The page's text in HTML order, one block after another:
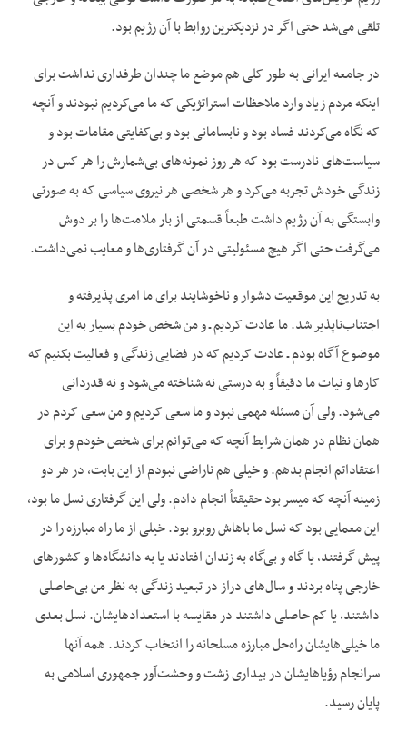
تلقی می‌‌شد حتی اگر در نزدیکترین روابط با آن رژیم بود.
در جامعه ایرانی به طور کلی هم موضع ما چندان طرفداری نداشت برای
اینکه مردم زیاد وارد ملاحظات استراتژیکی که ما می‌کردیم نبودند و آنچه
که نگاه می‌کردند فساد بود و نابسامانی بود و بی‌کفایتی مقامات بود و
سیاست‌های نادرست بود که هر روز نمونه‌های بی‌شمارش را هر کس در
زندگی خودش تجربه می‌کرد و هر شخصی هر نیروی سیاسی که به صورتی
وابستگی به آن رژیم داشت طبعاً قسمتی از بار ملامت‌ها را بر دوش
می‌گرفت حتی اگر هیچ مسئولیتی در آن گرفتاری‌ها و معایب نمی‌داشت.
به تدریج این موقعیت دشوار و ناخوشایند برای ما امری پذیرفته و
اجتناب‌ناپذیر شد. ما عادت کردیم ـ و من شخص خودم بسیار به این
موضوع آگاه بودم ـ عادت کردیم که در فضایی زندگی و فعالیت بکنیم که
کارها و نیات ما دقیقاً و به درستی نه شناخته می‌شود و نه قدردانی
می‌شود. ولی آن مسئله مهمی نبود و ما سعی کردیم و من سعی کردم در
همان نظام در همان شرایط آنچه که می‌توانم برای شخص خودم و برای
اعتقاداتم انجام بدهم. و خیلی هم ناراضی نبودم از این بابت، در هر دو
زمینه آنچه که میسر بود حقیقتاً انجام دادم. ولی این گرفتاری نسل ما بود،
این معمایی بود که نسل ما باهاش روبرو بود. خیلی از ما راه مبارزه را در
پیش گرفتند، یا گاه و بی‌گاه به زندان افتادند یا به دانشگاه‌ها و کشورهای
خارجی پناه بردند و سال‌های دراز در تبعید زندگی به نظر من بی‌حاصلی
داشتند، یا کم حاصلی داشتند در مقایسه با استعدادهایشان. نسل بعدی
ما خیلی‌هایشان راه‌حل مبارزه مسلحانه را انتخاب کردند. همه آنها
سرانجام رؤیاهایشان در بیداری زشت و وحشت‌آور جمهوری اسلامی به
پایان رسید.